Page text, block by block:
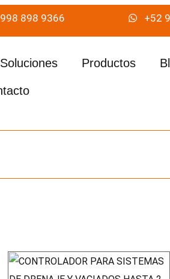
898 9366 +52
Soluciones Productos